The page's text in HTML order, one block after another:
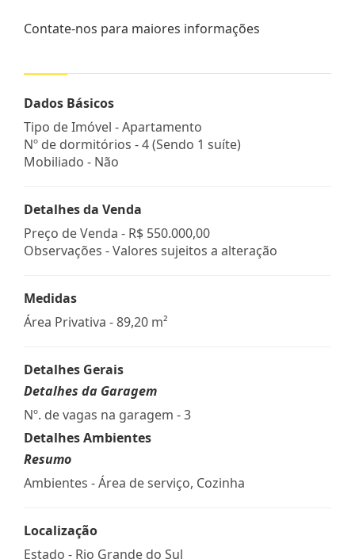
Contate-nos para maiores informações
Dados Básicos
Tipo de Imóvel - Apartamento
Nº de dormitórios - 4 (Sendo 1 suíte)
Mobiliado - Não
Detalhes da Venda
Preço de Venda - R$ 550.000,00
Observações - Valores sujeitos a alteração
Medidas
Área Privativa - 89,20 m²
Detalhes Gerais
Detalhes da Garagem
Nº. de vagas na garagem - 3
Detalhes Ambientes
Resumo
Ambientes - Área de serviço, Cozinha
Localização
Estado - Rio Grande do Sul